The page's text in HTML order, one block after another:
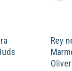
Rey
Oliver